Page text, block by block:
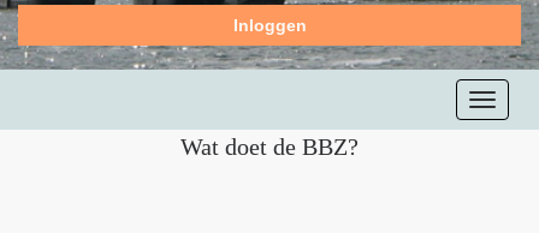
Inloggen
Toggle
Wat doet de BBZ?